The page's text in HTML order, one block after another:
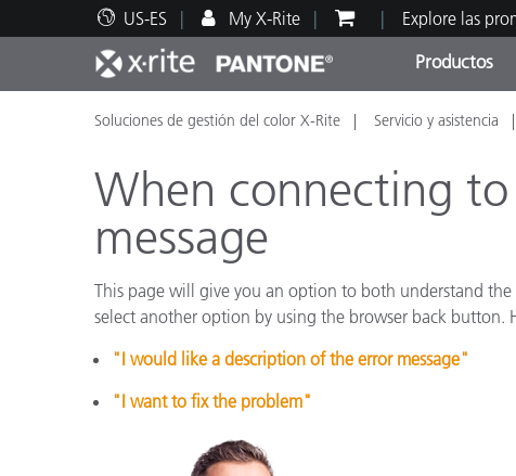
US-ES My X-Rite Explore las
Productos
Principales productos
Impresión y Empaques
Automotriz
Pinturas
Textiles
Soporte técnico Servicio
Recursos educativos
Brand
Soluciones de gestión del color X-Rite Servicio y asistencia
When connecting
message
This page will give you an option to both understand
select another option by using the browser back button.
"I would like a description of the error message"
"I want to fix the problem"